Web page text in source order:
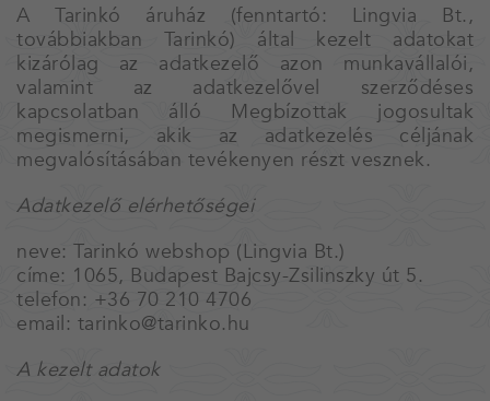
A Tarinkó áruház (fenntartó: Lingvia Bt.,
továbbiakban Tarinkó) által kezelt adatokat
kizárólag az adatkezelő azon munkavállalói,
valamint az adatkezelővel szerződéses
kapcsolatban álló Megbízottak jogosultak
megismerni, akik az adatkezelés céljának
megvalósításában tevékenyen részt vesznek.
Adatkezelő elérhetőségei
neve: Tarinkó webshop (Lingvia Bt.)
címe: 1065, Budapest Bajcsy-Zsilinszky út 5.
telefon: +36 70 210 4706
email: tarinko@tarinko.hu
A kezelt adatok